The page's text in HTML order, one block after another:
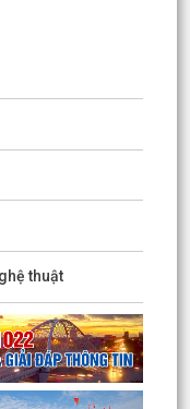
thuật
Thái Tông kéo dài
để GPMB thực
để GPMB thực
Thái Tông kéo dài
để GPMB thực
Thái Tông kéo dài
để GPMB thực
Thái Tông kéo dài